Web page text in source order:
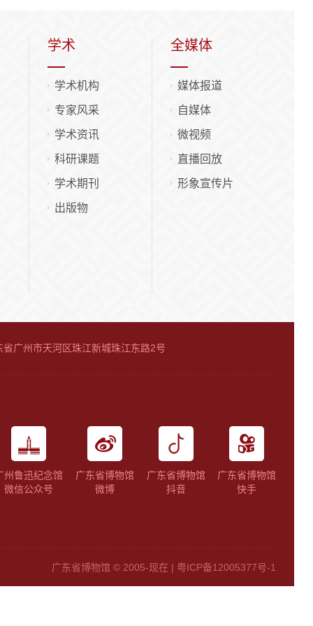
学术
学术机构
专家风采
学术资讯
科研课题
学术期刊
出版物
全媒体
媒体报道
自媒体
微视频
直播回放
形象宣传片
省广州市天河区珠江新城珠江东路2号
州鲁迅纪念馆
微信公众号
广东省博物馆
微博
广东省博物馆
抖音
广东省博物馆
快手
广东省博物馆 © 2005-现在 | 粤ICP备12005377号-1